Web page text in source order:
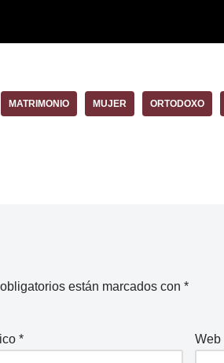
MATRIMONIO MUJER ORTODOXO
están marcados con *
* Web